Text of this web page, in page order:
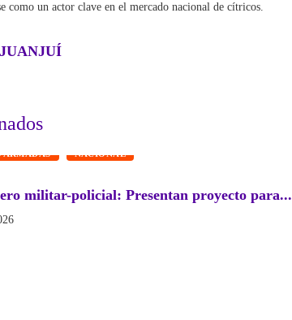
como un actor clave en el mercado nacional de cítricos.
ARMADAS NACIONAL
militar-policial: Presentan proyecto para...